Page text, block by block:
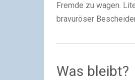
Fremde zu wagen.
bravuröser
Was bleibt?